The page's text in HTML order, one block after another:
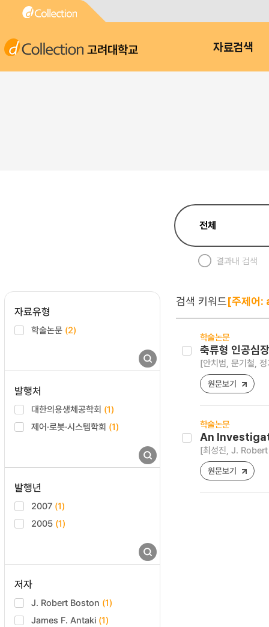
고려대학교 자료검색
결과내 검색
자료유형
학술논문 (2)
발행처
대한의용생체공학회 (1)
제어·로봇·시스템학회 (1)
발행년
2007 (1)
2005 (1)
저자
J. Robert Boston (1)
James F. Antaki (1)
검색 키워드[주제어
학술논문
축류형 인공심
[안치범, 문기철,
원문보기
학술논문
An
[최성진, J.
원문보기